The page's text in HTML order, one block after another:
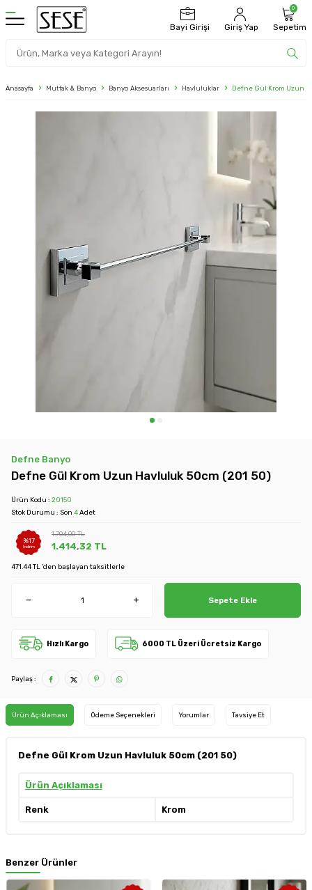
Bayi Girişi Giriş Yap
0
Sepetim
Anasayfa Mutfak & Banyo Banyo Aksesuarları Havluluklar Defne Gül Krom Uzun
Defne Banyo
Defne Gül Krom Uzun Havluluk 50cm (201 50)
Ürün Kodu : 20150
Stok Durumu : Son 4Adet
%17
İndirim
1.704,00TL
1.414,32 TL
471.44 TL 'den başlayan taksitlerle
Sepete Ekle
Hızlı Kargo 6000 TL Üzeri Ücretsiz Kargo
Paylaş :
Ürün Açıklaması Ödeme Seçenekleri Yorumlar Tavsiye Et
Defne Gül Krom Uzun Havluluk 50cm (201 50)
Ürün Açıklaması
Renk Krom
Benzer Ürünler